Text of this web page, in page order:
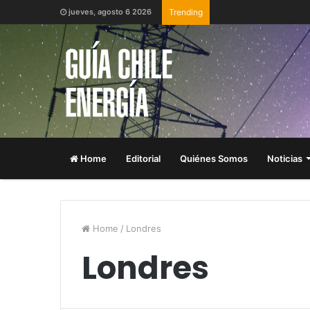
jueves, agosto 6 2026 Trending
Home Editorial Quiénes Somos Noticias
Home / Londres
Londres